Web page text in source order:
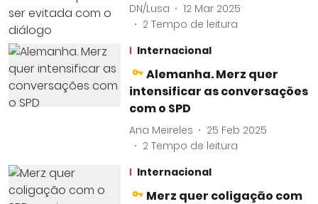
DN/Lusa
12 Mar 2025
2 Tempo de leitura
Internacional
Alemanha. Merz quer
intensificar as conversações
com o SPD
Ana Meireles
25 Feb 2025
2 Tempo de leitura
Internacional
Merz quer coligação com